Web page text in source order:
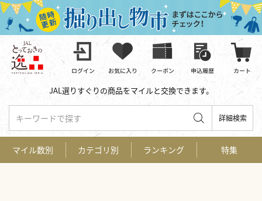
JAL選りすぐりの商品をマイルと交換できます。
キーワードで探す 詳細検索
マイル数別 カテゴリ別 ランキング 特集